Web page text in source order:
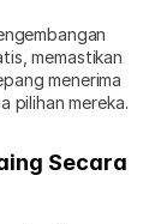
memastikan
menerima
pilihan mereka.
Secara